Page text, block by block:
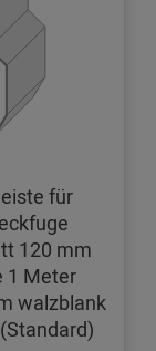
für
120 mm
1 Meter
walzblank